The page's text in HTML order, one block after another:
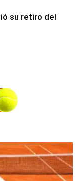
su retiro del